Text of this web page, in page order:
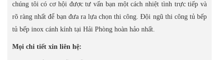
chúng tôi có cơ hội được tư vấn bạn một cách nhiệt tình trực tiếp và
rõ ràng nhất để bạn đưa ra lựa chọn thi công. Đội ngũ thi công tủ bếp
tủ bếp inox cánh kính tại Hải Phòng hoàn hảo nhất.
Mọi chi tiết xin liên hệ: